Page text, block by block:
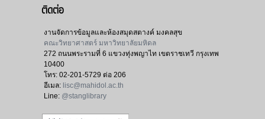
ติดต่อ
งานจัดการข้อมูลและห้องสมุดสตางค์ มงคลสุข
คณะวิทยาศาสตร์ มหาวิทยาลัยมหิดล
272 ถนนพระรามที่ 6 แขวงทุ่งพญาไท เขตราชเทวี กรุงเทพ
10400
โทร: 02-201-5729 ต่อ 206
อีเมล: lisc@mahidol.ac.th
Line: @stanglibrary